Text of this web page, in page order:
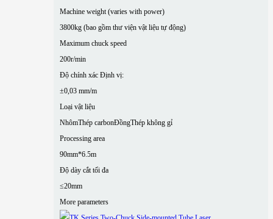
Machine weight (varies with power)
3800kg (bao gồm thư viện vật liệu tự động)
Maximum chuck speed
200r/min
Độ chính xác Định vị:
±0,03 mm/m
Loại vật liệu
NhômThép carbonĐồngThép không gỉ
Processing area
90mm*6.5m
Độ dày cắt tối đa
≤20mm
More parameters